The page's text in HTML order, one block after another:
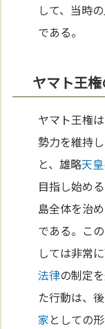
して、当時
である。
ヤマト王
ヤマト王権
勢力を維持
と、雄略天皇
目指し始め
島全体を治
である。こ
しては非常
法律の制定
た行動は、
家としての